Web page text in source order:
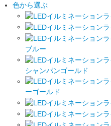
色から選ぶ
ブルー
シャンパンゴールド
ーゴールド